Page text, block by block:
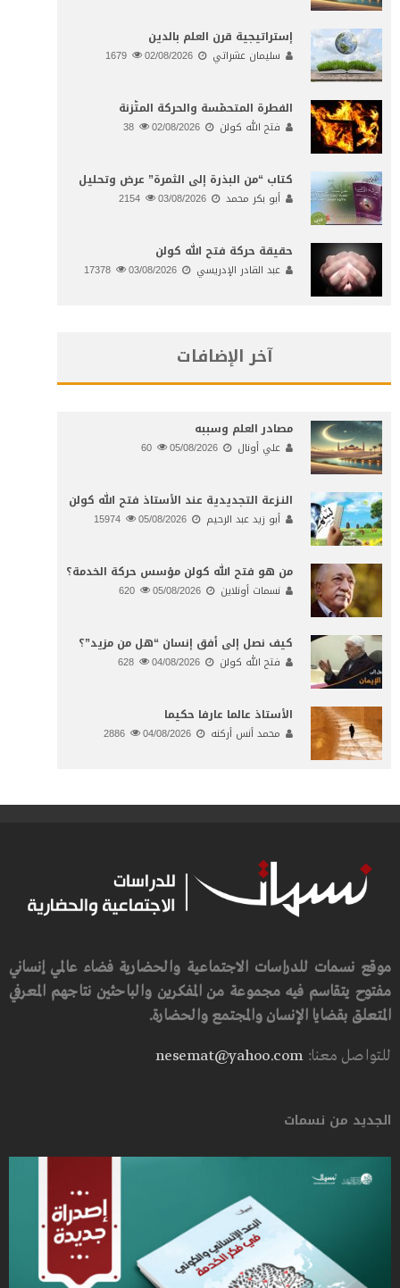
إستراتيجية قرن العلم بالدين
سليمان عشراتي 02/08/2026
الفطرة المتحمّسة والحركة المتّزنة
فتح الله كولن 02/08/2026
كتاب “من البذرة إلى الثمرة” عرض وتحليل
أبو بكر محمد 03/08/2026
حقيقة حركة فتح الله كولن
عبد القادر الإدريسي 03/08/2026
آخر الإضافات
مصادر العلم وسببه
علي أونال 05/08/2026
النـزعة التجديدية عند الأستاذ فتح الله كولن
أبو زيد عبد الرحيم 05/08/2026
من هو فتح الله كولن مؤسس حركة الخدمة؟
نسمات أونلاين 05/08/2026
كيف نصل إلى أفق إنسان “هل من مزيد”؟
فتح الله كولن 04/08/2026
الأستاذ عالما عارفا حكيما
محمد أنس أركنه 04/08/2026
موقع نسمات للدراسات الاجتماعية والحضارية فضاء عالمي إنساني
مفتوح يتقاسم فيه مجموعة من المفكرين والباحثين نتاجهم المعرفي
المتعلق بقضايا الإنسان والمجتمع والحضارة.
للتواصل معنا:nesemat@yahoo.com
الجديد من نسمات